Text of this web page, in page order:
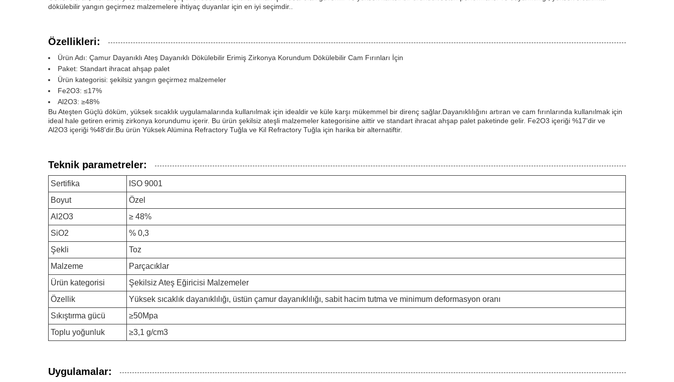
dökülebilir yangın geçirmez malzemelere ihtiyaç duyanlar için en iyi seçimdir..
Özellikleri:
Ürün Adı: Çamur Dayanıklı Ateş Dayanıklı Dökülebilir Erimiş Zirkonya Korundum Dökülebilir Cam Fırınları İçin
Paket: Standart ihracat ahşap palet
Ürün kategorisi: şekilsiz yangın geçirmez malzemeler
Fe2O3: ≤17%
Al2O3: ≥48%
Bu Ateşten Güçlü döküm, yüksek sıcaklık uygulamalarında kullanılmak için idealdir ve küle karşı mükemmel bir direnç sağlar.Dayanıklılığını artıran ve cam fırınlarında kullanılmak için
ideal hale getiren erimiş zirkonya korundumu içerir. Bu ürün şekilsiz ateşli malzemeler kategorisine aittir ve standart ihracat ahşap palet paketinde gelir. Fe2O3 içeriği %17'dir ve
Al2O3 içeriği %48'dir.Bu ürün Yüksek Alümina Refractory Tuğla ve Kil Refractory Tuğla için harika bir alternatiftir.
Teknik parametreler:
Sertifika
ISO 9001
Boyut
Özel
Al2O3
≥ 48%
SiO2
% 0,3
Şekli
Toz
Malzeme
Parçacıklar
Ürün kategorisi
Şekilsiz Ateş Eğiricisi Malzemeler
Özellik
Yüksek sıcaklık dayanıklılığı, üstün çamur dayanıklılığı, sabit hacim tutma ve minimum deformasyon oranı
Sıkıştırma gücü
≥50Mpa
Toplu yoğunluk
≥3,1 g/cm3
Uygulamalar: